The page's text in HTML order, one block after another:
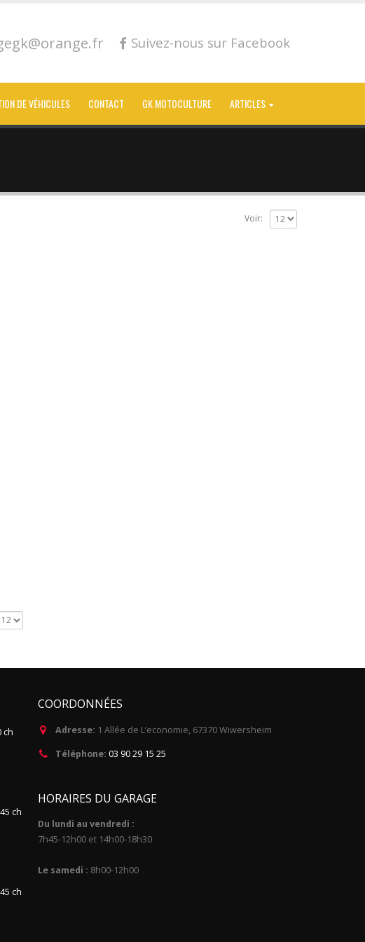
Suivez-nous sur Facebook
DE VÉHICULES CONTACT GK MOTOCULTURE ARTICLES
Voir:
ch
ch
ch
COORDONNÉES
Adresse: 1 Allée de L’economie, 67370 Wiwersheim
Téléphone: 03 90 29 15 25
HORAIRES DU GARAGE
Du lundi au vendredi :
7h45-12h00 et 14h00-18h30
Le samedi : 8h00-12h00